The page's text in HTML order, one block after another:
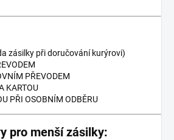
zásilky při doručování kurýrovi)
PŘEVODEM
KARTOU
PŘI OSOBNÍM ODBĚRU
pro menší zásilky: